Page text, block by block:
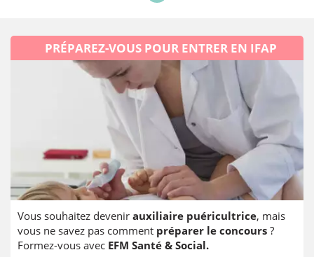
PRÉPAREZ-VOUS POUR ENTRER EN IFAP
Vous souhaitez devenir auxiliaire puéricultrice, mais
vous ne savez pas comment préparer le concours ?
Formez-vous avec EFM Santé & Social.